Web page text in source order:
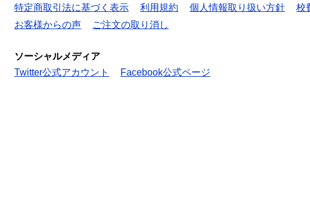
特定商取引法に基づく表示
利用規約 個人情報取り扱い方針 校
お客様からの声
ご注文の取り消し
ソーシャルメディア
Twitter公式アカウント
Facebook公式ページ